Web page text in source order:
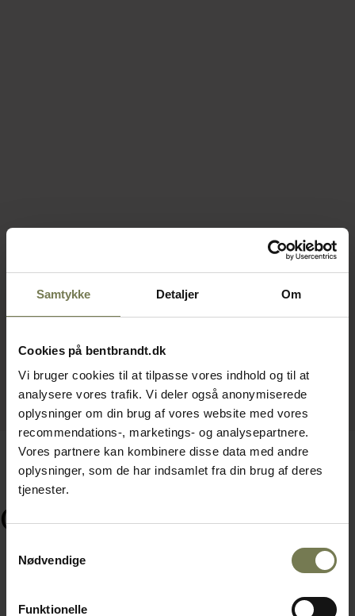
Samtykke Detaljer Om
Cookies på bentbrandt.dk
Vi bruger cookies til at tilpasse vores indhold og til at
analysere vores trafik. Vi deler også anonymiserede
oplysninger om din brug af vores website med vores
recommendations-, marketings- og analysepartnere.
Vores partnere kan kombinere disse data med andre
oplysninger, som de har indsamlet fra din brug af deres
tjenester.
Nødvendige
Funktionelle
Ofte købt sammen med
Omtanke